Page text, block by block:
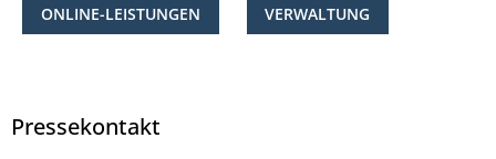
ONLINE-LEISTUNGEN VERWALTUNG
Pressekontakt